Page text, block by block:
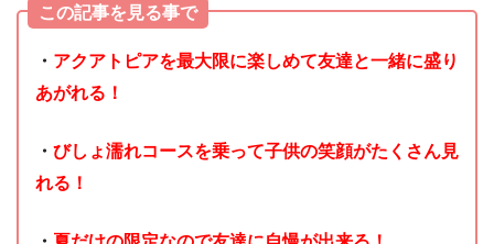
この記事を見る事で
・ アクアトピアを最大限に楽しめて友達と一緒に盛り
あがれる！
・ びしょ濡れコースを乗って子供の笑顔がたくさん見
れる！